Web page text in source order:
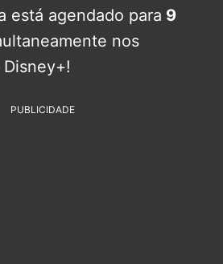
está agendado para 9
nos
PUBLICIDADE